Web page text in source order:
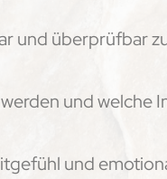
und überprüfbar
und welche
und